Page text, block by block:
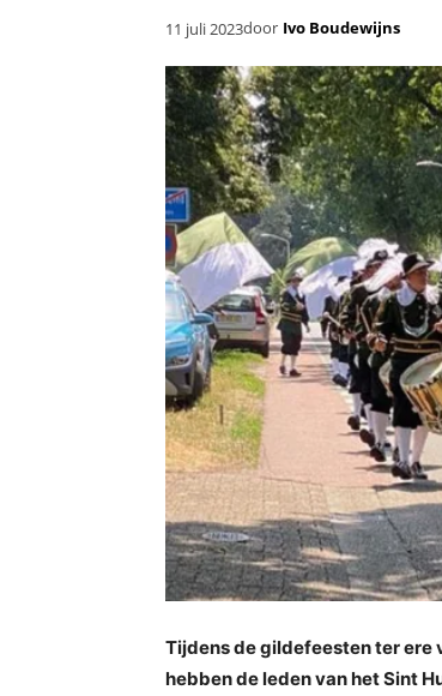
11 juli 2023door Ivo Boudewijns
Tijdens de gildefeesten ter ere
hebben de leden van het Sint